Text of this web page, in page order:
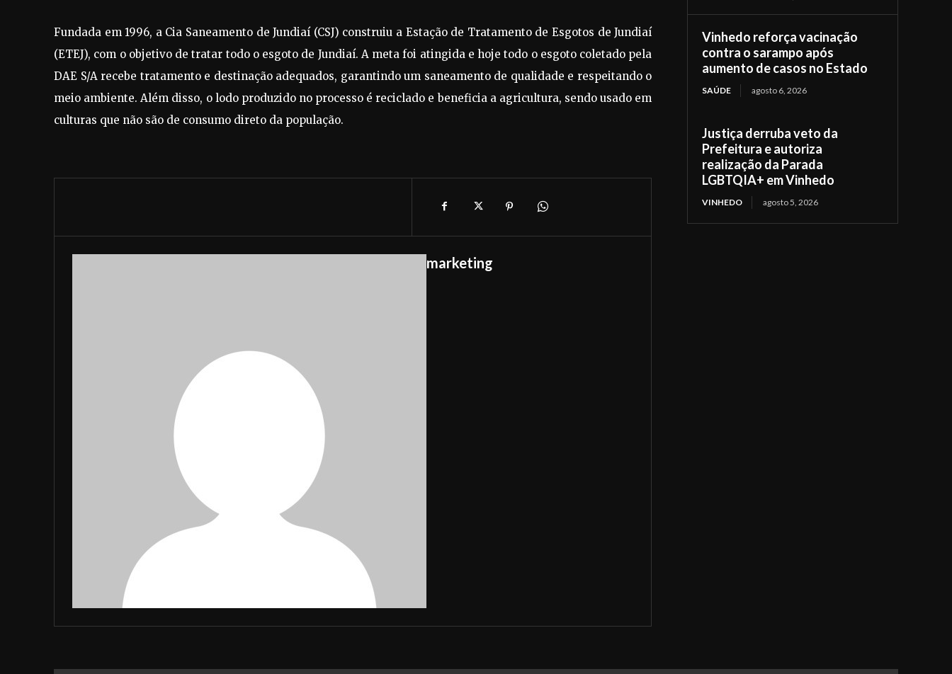
Fundada em 1996, a Cia Saneamento de Jundiaí (CSJ) construiu a Estação de Tratamento de Esgotos de Jundiaí
(ETEJ), com o objetivo de tratar todo o esgoto de Jundiaí. A meta foi atingida e hoje todo o esgoto coletado pela
DAE S/A recebe tratamento e destinação adequados, garantindo um saneamento de qualidade e respeitando o
meio ambiente. Além disso, o lodo produzido no processo é reciclado e beneficia a agricultura, sendo usado em
culturas que não são de consumo direto da população.
marketing
Vinhedo reforça vacinação
contra o sarampo após
aumento de casos no Estado
SAÚDE agosto 6, 2026
Justiça derruba veto da
Prefeitura e autoriza
realização da Parada
LGBTQIA+ em Vinhedo
VINHEDO agosto 5, 2026